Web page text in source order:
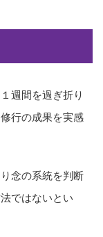
週間を過ぎ折り
行の成果を実感
念の系統を判断
ではないとい